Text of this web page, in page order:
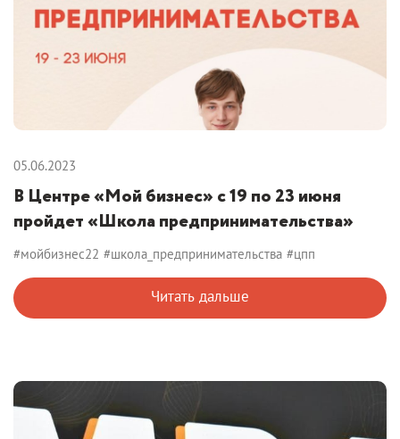
05.06.2023
В Центре «Мой бизнес» с 19 по 23 июня
пройдет «Школа предпринимательства»
#мойбизнес22 #школа_предпринимательства #цпп
Читать дальше